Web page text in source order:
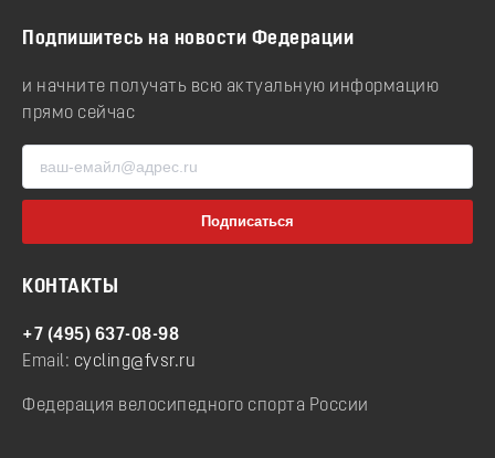
Подпишитесь на новости Федерации
и начните получать всю актуальную информацию
прямо сейчас
КОНТАКТЫ
+7 (495) 637-08-98
Email: cycling@fvsr.ru
Федерация велосипедного спорта России